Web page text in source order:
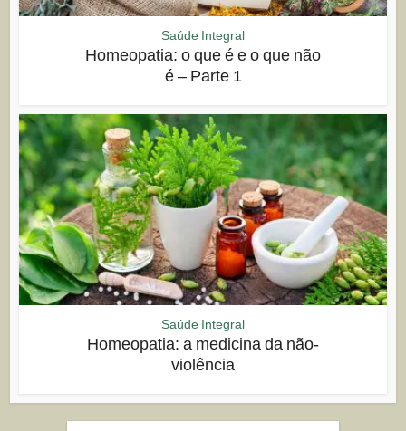
Saúde Integral
Homeopatia: o que é e o que não
é – Parte 1
Saúde Integral
Homeopatia: a medicina da não-
violência